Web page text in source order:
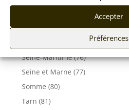
Accepter
Préférences
Haute-Savoie (74)
Seine-Maritime (76)
Seine et Marne (77)
Somme (80)
Tarn (81)